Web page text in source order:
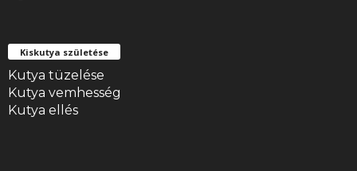
Kiskutya születése
Kutya tüzelése
Kutya vemhesség
Kutya ellés